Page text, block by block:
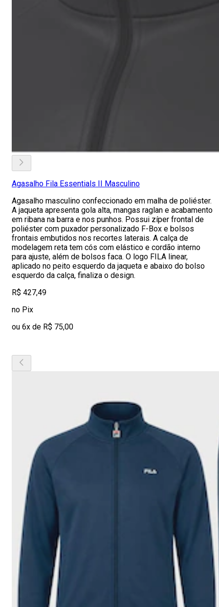
Agasalho Fila Essentials II Masculino
Agasalho masculino confeccionado em malha de poliéster.
A jaqueta apresenta gola alta, mangas raglan e acabamento
em ribana na barra e nos punhos. Possui zíper frontal de
poliéster com puxador personalizado F-Box e bolsos
frontais embutidos nos recortes laterais. A calça de
modelagem reta tem cós com elástico e cordão interno
para ajuste, além de bolsos faca. O logo FILA linear,
aplicado no peito esquerdo da jaqueta e abaixo do bolso
esquerdo da calça, finaliza o design.
R$ 427,49
no Pix
ou 6x de R$ 75,00